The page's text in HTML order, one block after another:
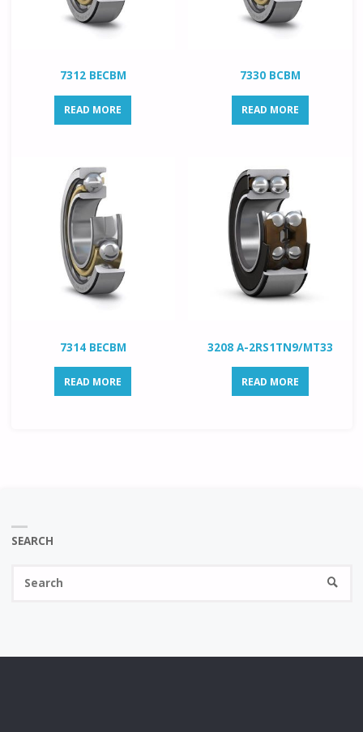
7312 BECBM
READ MORE
7330 BCBM
READ MORE
7314 BECBM
READ MORE
3208 A-2RS1TN9/MT33
READ MORE
SEARCH